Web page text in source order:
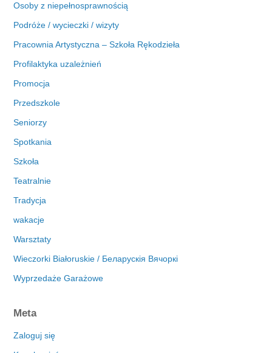
Osoby z niepełnosprawnością
Podróże / wycieczki / wizyty
Pracownia Artystyczna – Szkoła Rękodzieła
Profilaktyka uzależnień
Promocja
Przedszkole
Seniorzy
Spotkania
Szkoła
Teatralnie
Tradycja
wakacje
Warsztaty
Wieczorki Białoruskie / Беларускія Вячоркі
Wyprzedaże Garażowe
Meta
Zaloguj się